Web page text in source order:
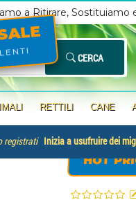
a Ritirare, Sostituiamo
CERCA
RETTILI CANE
registrati Inizia a usufruire dei
HOT